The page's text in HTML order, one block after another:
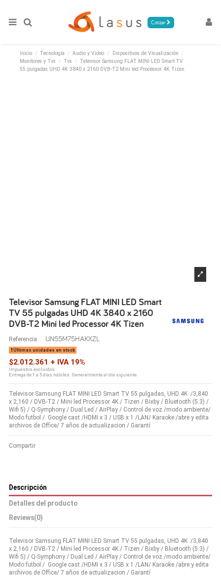
Cotizar
Inicio Tecnología Audio y Video
Dispositivos de Visualización
Monitores y Tvs
Tvs
Televisor Samsung FLAT MINI LED Smart TV
55 pulgadas UHD 4K 3840 x 2160 DVB-T2 Mini led Processor 4K Tizen
Televisor Samsung FLAT MINI LED Smart
TV 55 pulgadas UHD 4K 3840 x 2160
DVB-T2 Mini led Processor 4K Tizen
Referencia UN55M75HAKXZL
Últimas unidades en stock
$2.012.361 + IVA 19%
Impuestos excluidos
Entrega de 1 a 5 días hábiles. Generalmente al día siguiente.
Televisor Samsung FLAT MINI LED Smart TV 55 pulgadas, UHD 4K /3,840
x 2,160 / DVB-T2 / Mini led Processor 4K / Tizen / Bixby / Bluetooth (5.3) /
Wifi 5) / Q-Symphony / Dual Led / AirPlay / Control de voz /modo ambiente/
Modo futbol / Google cast /HDMI x 3 / USB x 1 /LAN/ Karaoke /abre y edita
archivos de Office/ 7 años de actualizacion / Garantí
Compartir
Descripción
Detalles del producto
Reviews(0)
Televisor Samsung FLAT MINI LED Smart TV 55 pulgadas, UHD 4K /3,840
x 2,160 / DVB-T2 / Mini led Processor 4K / Tizen / Bixby / Bluetooth (5.3) /
Wifi 5) / Q-Symphony / Dual Led / AirPlay / Control de voz /modo ambiente/
Modo futbol / Google cast /HDMI x 3 / USB x 1 /LAN/ Karaoke /abre y edita
archivos de Office/ 7 años de actualizacion / Garantí